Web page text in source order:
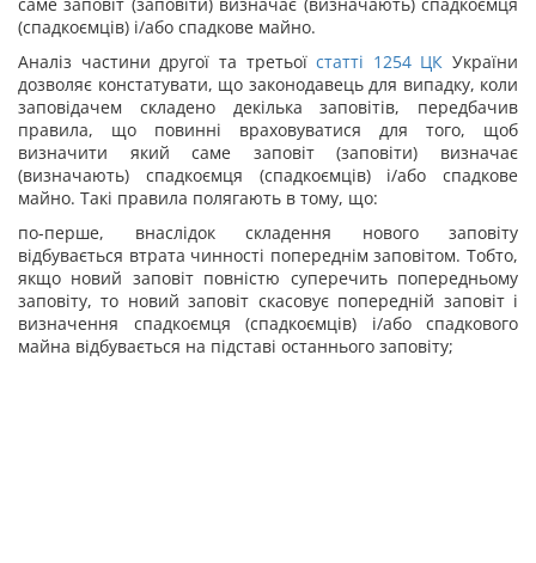
(спадкоємців) і/або спадкове майно.
Аналіз частини другої та третьоїстатті 1254 ЦК України
дозволяє констатувати, що законодавець для випадку, коли
заповідачем складено декілька заповітів, передбачив
правила, що повинні враховуватися для того, щоб
визначити який саме заповіт (заповіти) визначає
(визначають) спадкоємця (спадкоємців) і/або спадкове
майно. Такі правила полягають в тому, що:
по-перше, внаслідок складення нового заповіту
відбувається втрата чинності попереднім заповітом. Тобто,
якщо новий заповіт повністю суперечить попередньому
заповіту, то новий заповіт скасовує попередній заповіт і
визначення спадкоємця (спадкоємців) і/або спадкового
майна відбувається на підставі останнього заповіту;